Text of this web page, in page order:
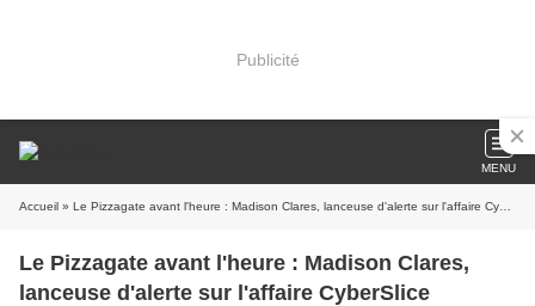
Publicité
MENU
Accueil » Le Pizzagate avant l'heure : Madison Clares, lanceuse d'alerte sur l'affaire CyberSlice décédée prématurément
Le Pizzagate avant l'heure : Madison Clares,
lanceuse d'alerte sur l'affaire CyberSlice